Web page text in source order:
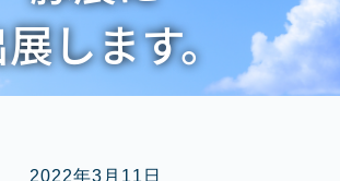
します。
2022年3月11日